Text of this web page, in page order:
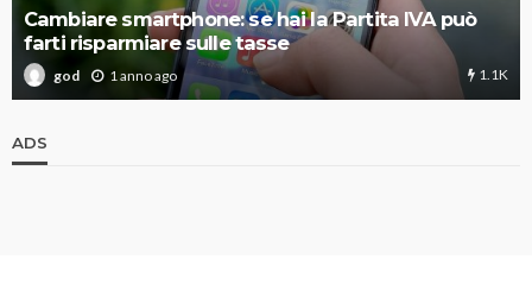
Cambiare smartphone: se hai la Partita IVA può
farti risparmiare sulle tasse
god 1 anno ago 1.1K
ADS